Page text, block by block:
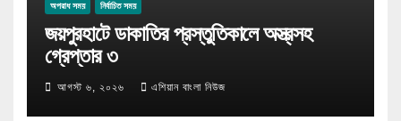
অপরাধ সময় নির্বাচিত সময়
জয়পুরহাটে ডাকাতির প্রস্তুতিকালে অস্ত্রসহ
গ্রেপ্তার ৩
আগস্ট ৬, ২০২৬ এশিয়ান বাংলা নিউজ